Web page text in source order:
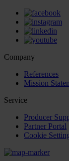
Company
References
Mission
Service
Producer
Partner Portal
Cookie